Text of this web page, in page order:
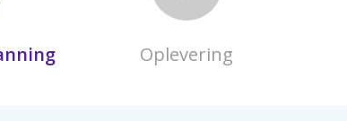
Oplevering